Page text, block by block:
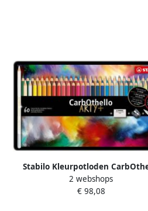
Stabilo Kleurpotloden
kalkpastel assorti blik Ã 60
2 webshops
€ 98,08